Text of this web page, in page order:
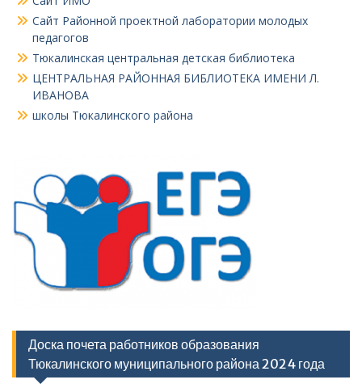
Сайт Районной проектной лаборатории молодых
педагогов
Тюкалинская центральная детская библиотека
ЦЕНТРАЛЬНАЯ РАЙОННАЯ БИБЛИОТЕКА ИМЕНИ Л.
ИВАНОВА
школы Тюкалинского района
Доска почета работников образования
Тюкалинского муниципального района 2024 года